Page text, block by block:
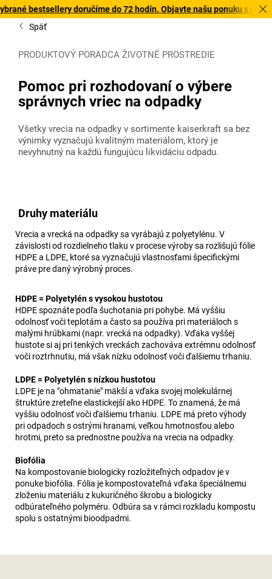
doručíme do 72 hodín. Objavte našu ponuku s rýchlym
Späť
PRODUKTOVÝ PORADCA ŽIVOTNÉ PROSTREDIE
Pomoc pri rozhodovaní o výbere
správnych vriec na odpadky
Všetky vrecia na odpadky v sortimente kaiserkraft sa bez
výnimky vyznačujú kvalitným materiálom, ktorý je
nevyhnutný na každú fungujúcu likvidáciu odpadu.
Druhy materiálu
Vrecia a vrecká na odpadky sa vyrábajú z polyetylénu. V
závislosti od rozdielneho tlaku v procese výroby sa rozlišujú fólie
HDPE a LDPE, ktoré sa vyznačujú vlastnosťami špecifickými
práve pre daný výrobný proces.
HDPE = Polyetylén s vysokou hustotou
HDPE spoznáte podľa šuchotania pri pohybe. Má vyššiu
odolnosť voči teplotám a často sa používa pri materiáloch s
malými hrúbkami (napr. vrecká na odpadky). Vďaka vyššej
hustote si aj pri tenkých vreckách zachováva extrémnu odolnosť
voči roztrhnutiu, má však nízku odolnosť voči ďalšiemu trhaniu.
LDPE = Polyetylén s nízkou hustotou
LDPE je na "ohmatanie" mäkší a vďaka svojej molekulárnej
štruktúre zreteľne elastickejší ako HDPE. To znamená, že má
vyššiu odolnosť voči ďalšiemu trhaniu. LDPE má preto výhody
pri odpadoch s ostrými hranami, veľkou hmotnosťou alebo
hrotmi, preto sa prednostne používa na vrecia na odpadky.
Biofólia
Na kompostovanie biologicky rozložiteľných odpadov je v
ponuke biofólia. Fólia je kompostovateľná vďaka špeciálnemu
zloženiu materiálu z kukuričného škrobu a biologicky
odbúrateľného polyméru. Odbúra sa v rámci rozkladu kompostu
spolu s ostatnými bioodpadmi.